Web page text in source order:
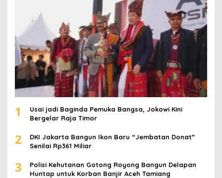
1
Usai jadi Baginda Pemuka Bangsa, Jokowi Kini
Bergelar Raja Timor
2
DKI Jakarta Bangun Ikon Baru “Jembatan Donat”
Senilai Rp361 Miliar
3
Polisi Kehutanan Gotong Royong Bangun Delapan
Huntap untuk Korban Banjir Aceh Tamiang